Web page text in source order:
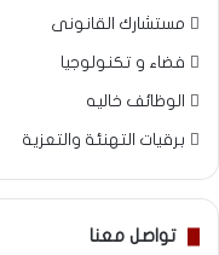
مستشارك القانونى
فضاء و تكنولوجيا
الوظائف خاليه
برقيات التهنئة والتعزية
تواصل معنا